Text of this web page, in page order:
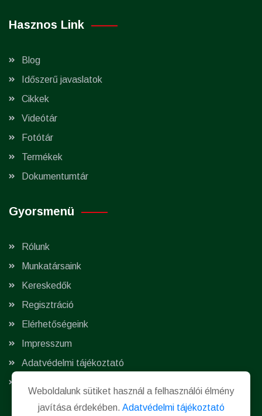
Hasznos Link
Blog
Időszerű javaslatok
Cikkek
Videótár
Fotótár
Termékek
Dokumentumtár
Gyorsmenü
Rólunk
Munkatársaink
Kereskedők
Regisztráció
Elérhetőségeink
Impresszum
Adatvédelmi tájékoztató
Weboldalunk sütiket használ a felhasználói élmény
javítása érdekében. Adatvédelmi tájékoztató